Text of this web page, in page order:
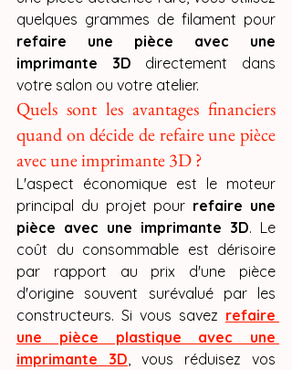
refaire une pièce avec une
imprimante 3D directement dans
votre salon ou votre atelier.
Quels sont les avantages financiers
quand on décide de refaire une pièce
avec une imprimante 3D ?
L'aspect économique est le moteur
principal du projet pour refaire une
pièce avec une imprimante 3D. Le
coût du consommable est dérisoire
par rapport au prix d'une pièce
d'origine souvent surévalué par les
constructeurs. Si vous savez refaire
une pièce plastique avec une
imprimante 3D, vous réduisez vos